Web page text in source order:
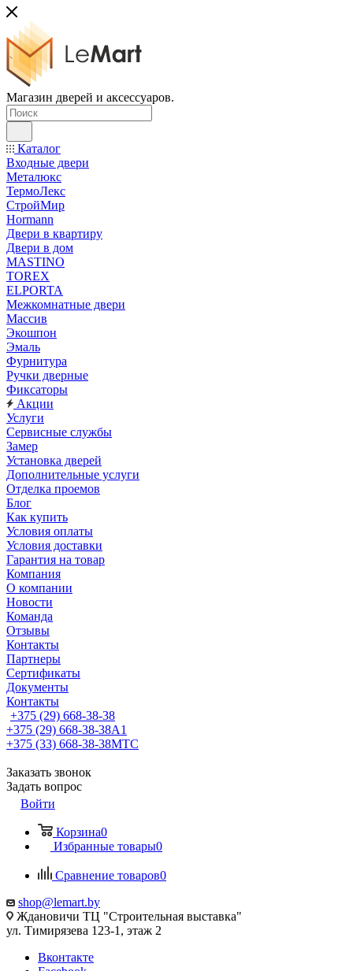
Магазин дверей и аксессуаров.
Каталог
Входные двери
Металюкс
ТермоЛекс
СтройМир
Hormann
Двери в квартиру
Двери в дом
MASTINO
TOREX
ELPORTA
Межкомнатные двери
Массив
Экошпон
Эмаль
Фурнитура
Ручки дверные
Фиксаторы
Акции
Услуги
Сервисные службы
Замер
Установка дверей
Дополнительные услуги
Отделка проемов
Блог
Как купить
Условия оплаты
Условия доставки
Гарантия на товар
Компания
О компании
Новости
Команда
Отзывы
Контакты
Партнеры
Сертификаты
Документы
Контакты
+375 (29) 668-38-38
+375 (29) 668-38-38A1
+375 (33) 668-38-38МТС
Заказать звонок
Задать вопрос
Войти
Корзина0
Избранные товары0
Сравнение товаров0
shop@lemart.by
Ждановичи ТЦ "Строительная выставка"
ул. Тимирязева 123-1, этаж 2
Вконтакте